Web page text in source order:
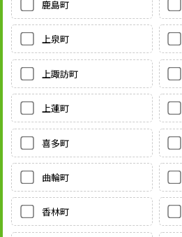
鹿島町
上泉町
上諏訪町
上蓮町
喜多町
曲輪町
香林町